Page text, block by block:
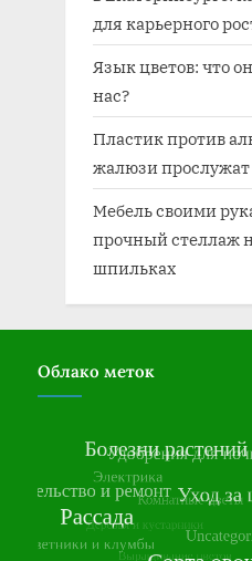
для карьерного
Язык цветов: что
нас?
Пластик против
жалюзи
Мебель своими
прочный стеллаж
шпильках
Облако меток